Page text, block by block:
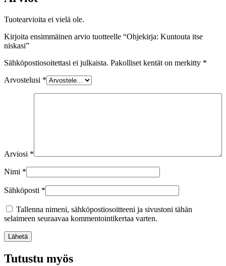
Tuotearvioita ei vielä ole.
Kirjoita ensimmäinen arvio tuotteelle “Ohjekirja: Kuntouta itse
niskasi”
Sähköpostiosoitettasi ei julkaista. Pakolliset kentät on merkitty *
Arvostelusi *
Arviosi *
Nimi *
Sähköposti *
Tallenna nimeni, sähköpostiosoitteeni ja sivustoni tähän
selaimeen seuraavaa kommentointikertaa varten.
Lähetä
Tutustu myös